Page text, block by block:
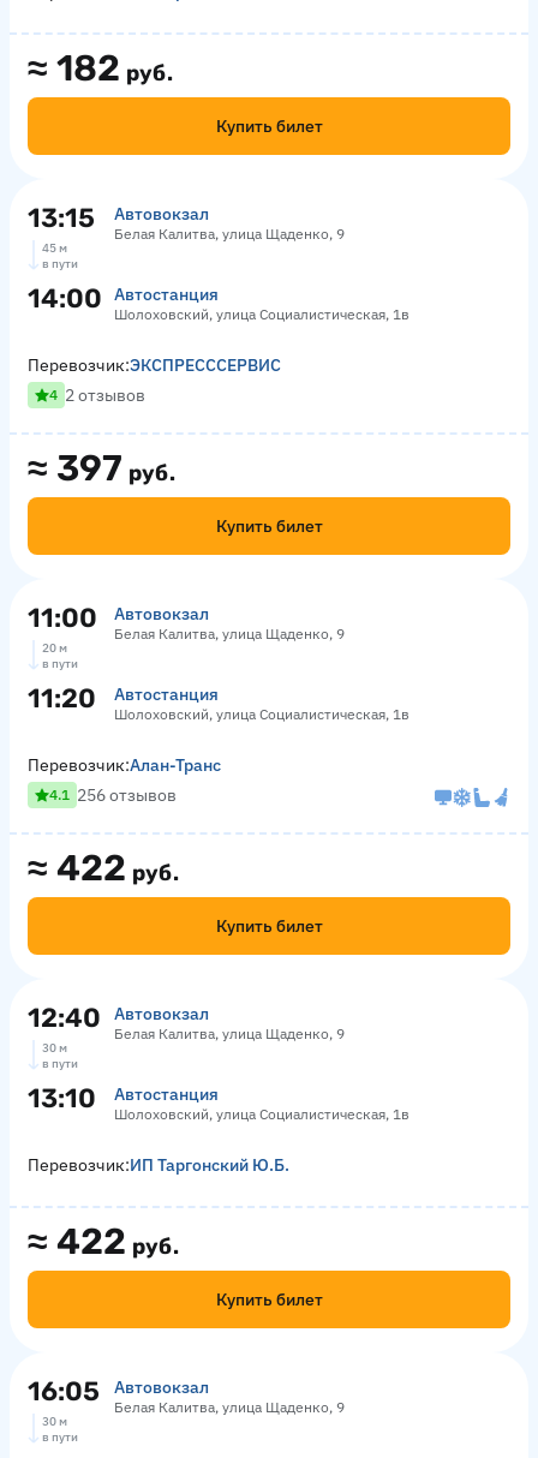
≈ 182 руб.
Купить билет
13:15 Автовокзал
Белая Калитва, улица Щаденко, 9
45 м
в пути
14:00 Автостанция
Шолоховский, улица Социалистическая, 1в
≈ 397 руб.
Купить билет
Перевозчик:ЭКСПРЕСССЕРВИС
4 2 отзывов
11:00 Автовокзал
Белая Калитва, улица Щаденко, 9
20 м
в пути
11:20 Автостанция
Шолоховский, улица Социалистическая, 1в
≈ 422 руб.
Купить билет
Перевозчик:Алан-Транс
4.1 256 отзывов
12:40 Автовокзал
Белая Калитва, улица Щаденко, 9
30 м
в пути
13:10 Автостанция
Шолоховский, улица Социалистическая, 1в
≈ 422 руб.
Купить билет
Перевозчик:ИП Таргонский Ю.Б.
16:05 Автовокзал
Белая Калитва, улица Щаденко, 9
30 м
в пути